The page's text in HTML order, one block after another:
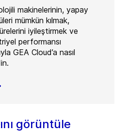
makinelerinin, yapay
mümkün kılmak,
iyileştirmek ve
performansı
GEA Cloud’a nasıl
görüntüle